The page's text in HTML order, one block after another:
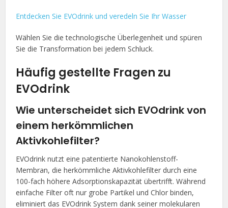
Entdecken Sie EVOdrink und veredeln Sie Ihr Wasser
Wählen Sie die technologische Überlegenheit und spüren
Sie die Transformation bei jedem Schluck.
Häufig gestellte Fragen zu
EVOdrink
Wie unterscheidet sich EVOdrink von
einem herkömmlichen
Aktivkohlefilter?
EVOdrink nutzt eine patentierte Nanokohlenstoff-
Membran, die herkömmliche Aktivkohlefilter durch eine
100-fach höhere Adsorptionskapazität übertrifft. Während
einfache Filter oft nur grobe Partikel und Chlor binden,
eliminiert das EVOdrink System dank seiner molekularen